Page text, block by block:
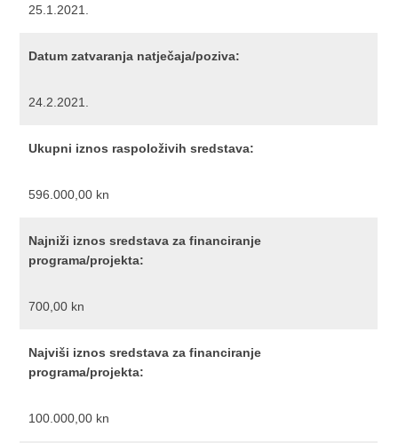
25.1.2021.
Datum zatvaranja natječaja/poziva:
24.2.2021.
Ukupni iznos raspoloživih sredstava:
596.000,00 kn
Najniži iznos sredstava za financiranje
programa/projekta:
700,00 kn
Najviši iznos sredstava za financiranje
programa/projekta:
100.000,00 kn